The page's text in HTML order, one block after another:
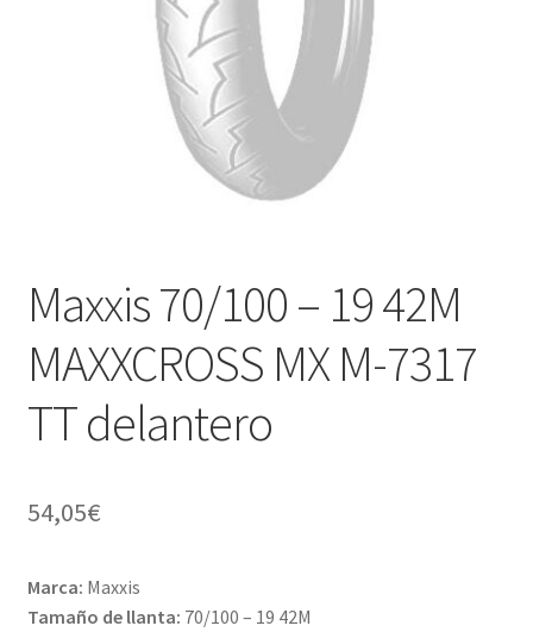
Maxxis 70/100 – 19 42M
MAXXCROSS MX M-7317
TT delantero
54,05€
Marca: Maxxis
Tamaño de llanta: 70/100 – 19 42M